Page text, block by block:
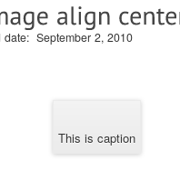
September 2, 2010
This is caption